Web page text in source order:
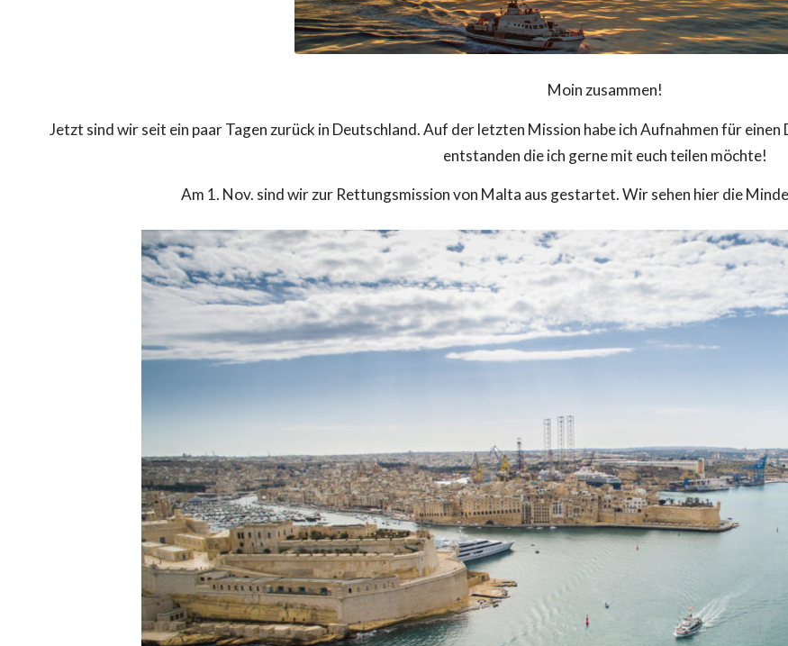
Moin zusammen!
Jetzt sind wir seit ein paar Tagen zurück in Deutschland. Auf der letzten Mission habe ich Aufnahmen für
entstanden die ich gerne mit euch teilen möchte!
Am 1. Nov. sind wir zur Rettungsmission von Malta aus gestartet. Wir sehen hier die